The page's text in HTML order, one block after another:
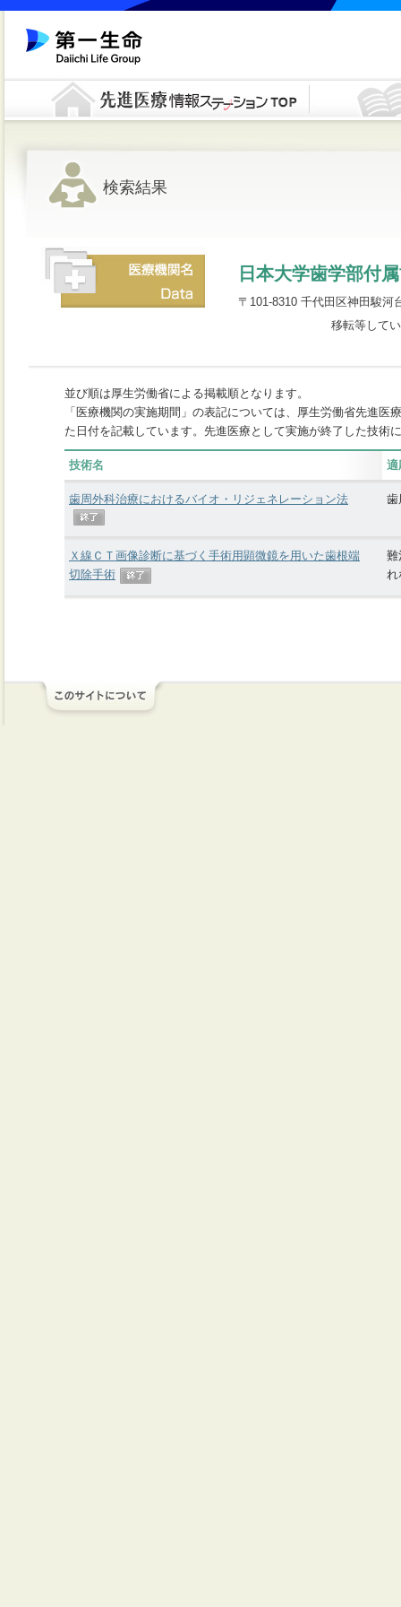
検索結果
日本大学歯学部付
〒101-8310 千代田区神田駿河
移転等して
並び順は厚生労働省による掲載順となります。
「医療機関の実施期間」の表記については、厚生労働省先進
た日付を記載しています。先進医療として実施が終了した技術
技術名 適
歯周外科治療におけるバイオ・リジェネレーション法 歯
Ｘ線ＣＴ画像診断に基づく手術用顕微鏡を用いた歯根端
切除手術
難
れ